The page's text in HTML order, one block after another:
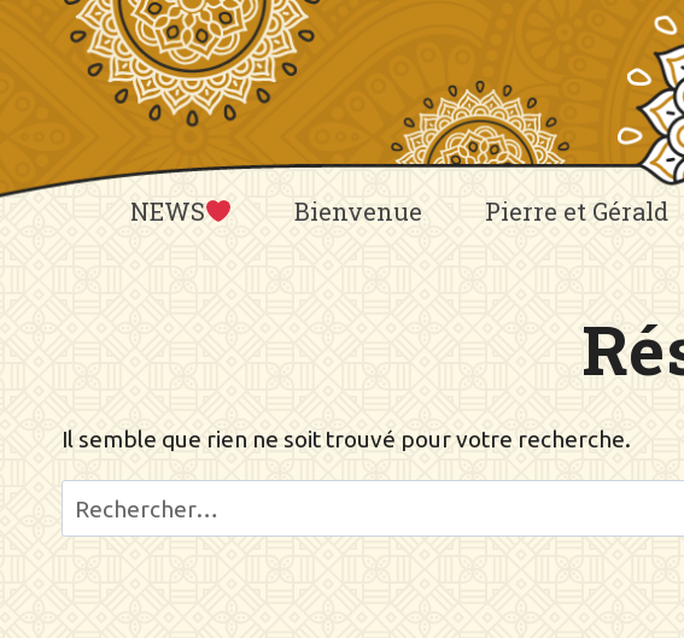
NEWS Bienvenue Pierre et Gérald
Il semble que rien ne soit trouvé pour votre recherche.
Rechercher :